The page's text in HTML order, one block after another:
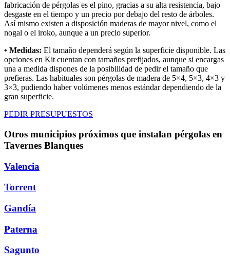
fabricación de pérgolas es el pino, gracias a su alta resistencia, bajo
desgaste en el tiempo y un precio por debajo del resto de árboles.
Así mismo existen a disposición maderas de mayor nivel, como el
nogal o el iroko, aunque a un precio superior.
• Medidas: El tamaño dependerá según la superficie disponible. Las
opciones en Kit cuentan con tamaños prefijados, aunque si encargas
una a medida dispones de la posibilidad de pedir el tamaño que
prefieras. Las habituales son pérgolas de madera de 5×4, 5×3, 4×3 y
3×3, pudiendo haber volúmenes menos estándar dependiendo de la
gran superficie.
PEDIR PRESUPUESTOS
Otros municipios próximos que instalan pérgolas en
Tavernes Blanques
Valencia
Torrent
Gandía
Paterna
Sagunto